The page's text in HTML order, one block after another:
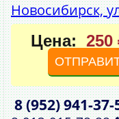
Новосибирск,
Цена: 250
8 (952)